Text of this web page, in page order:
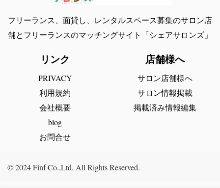
フリーランス、面貸し、レンタルスペース募集のサロン店
舗とフリーランスのマッチングサイト「シェアサロンズ」
リンク
PRIVACY
利用規約
会社概要
blog
お問合せ
店舗様へ
サロン店舗様へ
サロン情報掲載
掲載済み情報編集
© 2024 Finf Co.,Ltd. All Rights Reserved.